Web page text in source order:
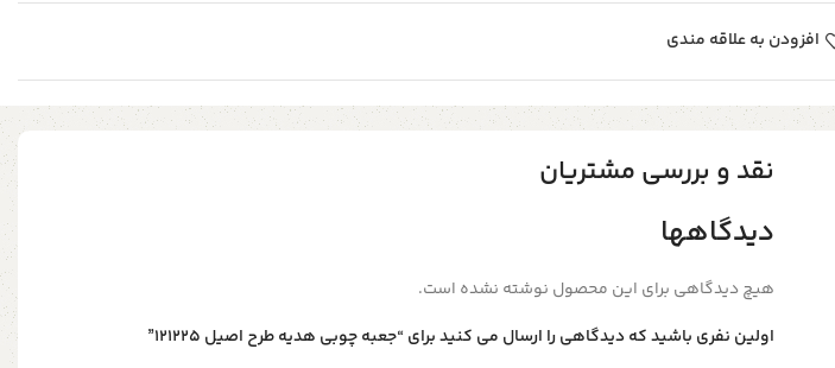
افزودن به علاقه مندی
نقد و بررسی مشتریان
دیدگاهها
هیچ دیدگاهی برای این محصول نوشته نشده است.
اولین نفری باشید که دیدگاهی را ارسال می کنید برای “جعبه چوبی هدیه طرح اصیل 121225”